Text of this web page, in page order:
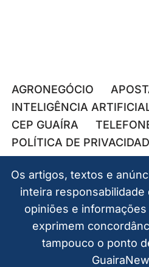
AGRONEGÓCIO
INTELIGÊNCIA
CEP GUAÍRA
POLÍTICA DE
Os artigos, textos e
inteira
opiniões e
exprimem
tampouco o ponto